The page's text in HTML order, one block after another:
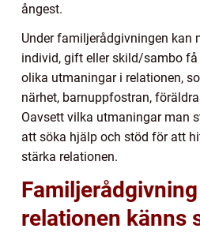
ångest.
Under familjerådgivningen kan
individ, gift eller skild/sambo
olika utmaningar i relationen,
närhet, barnuppfostran,
Oavsett vilka utmaningar man
att söka hjälp och stöd för att
stärka relationen.
relationen känns